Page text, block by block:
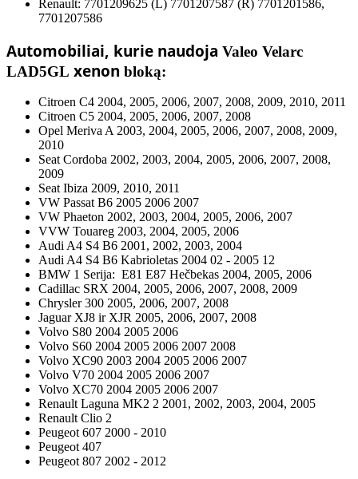
Renault: 7701209625 (L) 7701207587 (R) 7701201586,
7701207586
Automobiliai, kurie naudoja Valeo Velarc
LAD5GL xenon bloką:
Citroen C4 2004, 2005, 2006, 2007, 2008, 2009, 2010, 2011
Citroen C5 2004, 2005, 2006, 2007, 2008
Opel Meriva A 2003, 2004, 2005, 2006, 2007, 2008, 2009,
2010
Seat Cordoba 2002, 2003, 2004, 2005, 2006, 2007, 2008,
2009
Seat Ibiza 2009, 2010, 2011
VW Passat B6 2005 2006 2007
VW Phaeton 2002, 2003, 2004, 2005, 2006, 2007
VVW Touareg 2003, 2004, 2005, 2006
Audi A4 S4 B6 2001, 2002, 2003, 2004
Audi A4 S4 B6 Kabrioletas 2004 02 - 2005 12
BMW 1 Serija: E81 E87 Hečbekas 2004, 2005, 2006
Cadillac SRX 2004, 2005, 2006, 2007, 2008, 2009
Chrysler 300 2005, 2006, 2007, 2008
Jaguar XJ8 ir XJR 2005, 2006, 2007, 2008
Volvo S80 2004 2005 2006
Volvo S60 2004 2005 2006 2007 2008
Volvo XC90 2003 2004 2005 2006 2007
Volvo V70 2004 2005 2006 2007
Volvo XC70 2004 2005 2006 2007
Renault Laguna MK2 2 2001, 2002, 2003, 2004, 2005
Renault Clio 2
Peugeot 607 2000 - 2010
Peugeot 407
Peugeot 807 2002 - 2012